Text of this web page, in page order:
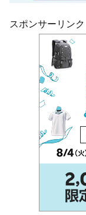
スポンサーリンク